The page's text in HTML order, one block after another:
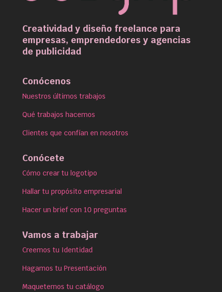
Creatividad y diseño freelance para
empresas, emprendedores y agencias
de publicidad
Conócenos
Nuestros últimos trabajos
Qué trabajos hacemos
Clientes que confían en nosotros
Conócete
Cómo crear tu logotipo
Hallar tu propósito empresarial
Hacer un brief con 10 preguntas
Vamos a trabajar
Creemos tu Identidad
Hagamos tu Presentación
Maquetemos tu catálogo